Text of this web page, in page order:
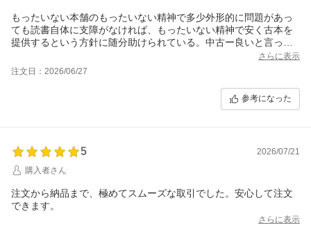
もったいない本舗のもったいない精神で多少外形的に問題があっ
ても読書自体に支障がなければ、もったいない精神で安く古本を
提供するという方針に随分助けられている。中古ー良いと言って
も安心はできない。管理送料を節約する方法あれば嬉しいのだ
が。今回は元の所有者らしい名前（頭に商がつく理由は分からぬ
であるが、評価が中古ー良にとどまっているのは、書き込み押印
などの外形的マイナス点とする外形基準が働いた結果の総合評価
さらに表示
注文日：2026/06/27
参考になった
5
2026/07/21
購入者さん
注文から納品まで、極めてスムーズな取引でした。安心して注文
さらに表示